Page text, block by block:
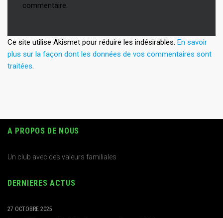
commentaire.
Ce site utilise Akismet pour réduire les indésirables. En savoir
plus sur la façon dont les données de vos commentaires sont
traitées
A PROPOS DE NOUS
Un club avec des valeurs familiales
DERNIERES ACTUS
27 OCTOBRE 2025